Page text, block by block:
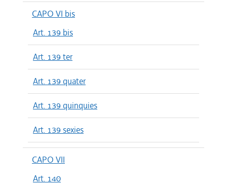
CAPO VI bis
Art. 139 bis
Art. 139 ter
Art. 139 quater
Art. 139 quinquies
Art. 139 sexies
CAPO VII
Art. 140